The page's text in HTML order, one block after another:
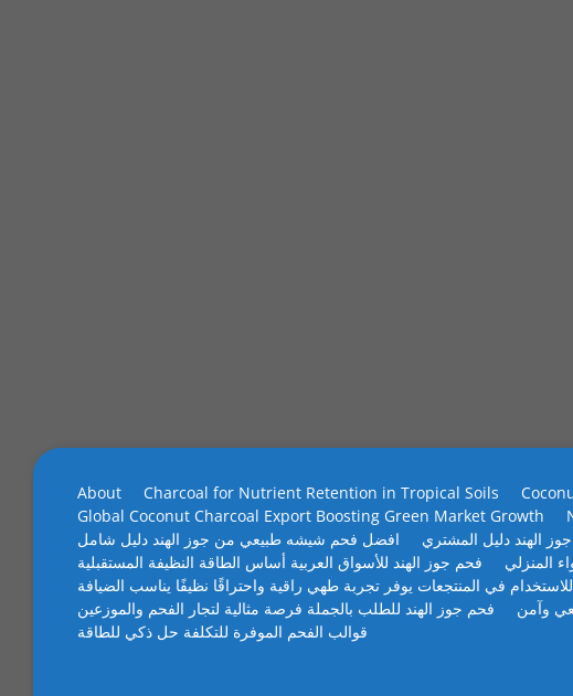
About Charcoal for Nutrient Retention in Tropical Soils
Global Coconut Charcoal Export Boosting Green Market Growth
افضل فحم شيشه طبيعي من جوز الهند دليل شامل
الهند دليل المشتري
فحم جوز الهند للأسواق العربية أساس الطاقة النظيفة المستقبلية
المنزلي
في المنتجعات يوفر تجربة طهي راقية واحتراقًا نظيفًا يناسب الضيافة
فحم جوز الهند للطلب بالجملة فرصة مثالية لتجار الفحم والموزعين
وآمن
قوالب الفحم الموفرة للتكلفة حل ذكي للطاقة